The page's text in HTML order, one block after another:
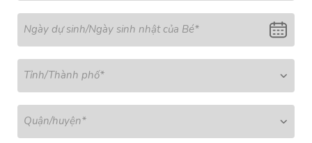
Ngày dự sinh/Ngày sinh nhật của Bé*
Tỉnh/Thành phố*
Quận/huyện*